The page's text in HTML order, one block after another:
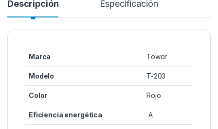
Descripción Especificación
Marca Tower
Modelo T-203
Color Rojo
Eficiencia energética A